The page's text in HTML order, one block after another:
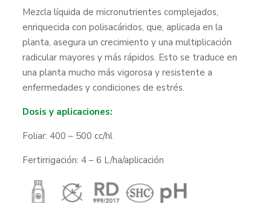
Mezcla líquida de micronutrientes complejados,
enriquecida con polisacáridos, que, aplicada en la
planta, asegura un crecimiento y una multiplicación
radicular mayores y más rápidos. Esto se traduce en
una planta mucho más vigorosa y resistente a
enfermedades y condiciones de estrés.
Dosis y aplicaciones:
Foliar: 400 – 500 cc/hl
Fertirrigación: 4 – 6 L/ha/aplicación